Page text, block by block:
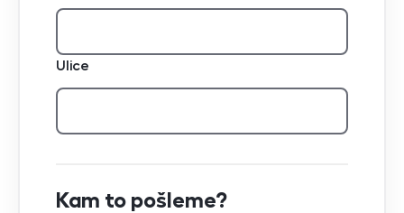
Ulice
Kam to pošleme?